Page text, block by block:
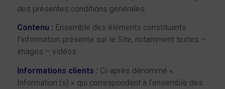
des présentes conditions générales.
Contenu : Ensemble des éléments constituants
l’information présente sur le Site, notamment textes –
images – vidéos.
Informations clients : Ci-après dénommé «
Information (s) » qui correspondent à l’ensemble des